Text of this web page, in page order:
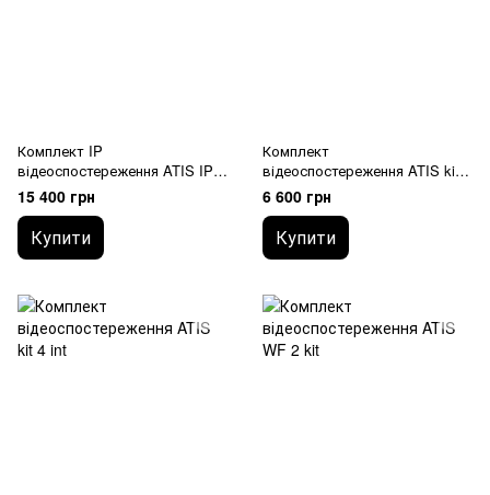
Комплект IP
відеоспостереження ATIS IP 4
kit 5Mp
15 400 грн
Купити
Комплект
відеоспостереження ATIS kit 4
ext
6 600 грн
Купити